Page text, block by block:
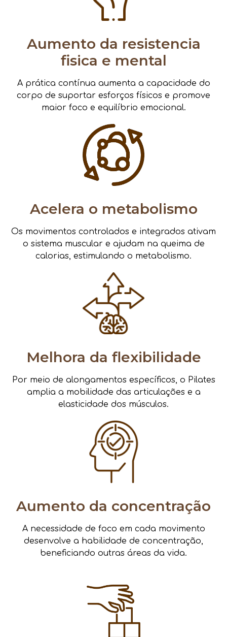
Aumento da resistencia
fisica e mental
A prática contínua aumenta a capacidade do
corpo de suportar esforços físicos e promove
maior foco e equilíbrio emocional.
Acelera o metabolismo
Os movimentos controlados e integrados ativam
o sistema muscular e ajudam na queima de
calorias, estimulando o metabolismo.
Melhora da flexibilidade
Por meio de alongamentos específicos, o Pilates
amplia a mobilidade das articulações e a
elasticidade dos músculos.
Aumento da concentração
A necessidade de foco em cada movimento
desenvolve a habilidade de concentração,
beneficiando outras áreas da vida.